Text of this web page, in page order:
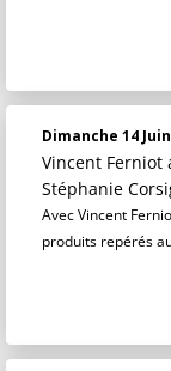
Dimanche 14
Vincent Ferniot
Stéphanie
Avec Vincent
produits repérés